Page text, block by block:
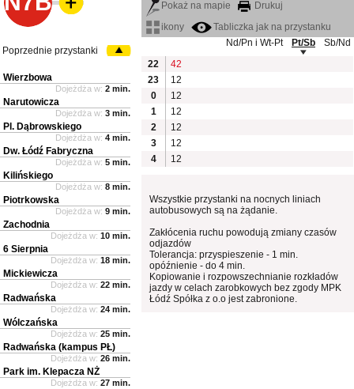
Pokaż na mapie
Drukuj
ikony
Tabliczka jak na przystanku
Nd/Pn i Wt-Pt
Pt/Sb
Sb/Nd
22
42
23
12
0
12
1
12
2
12
3
12
4
12
Wszystkie przystanki na nocnych liniach
autobusowych są na żądanie.
Zakłócenia ruchu powodują zmiany czasów
odjazdów
Tolerancja: przyspieszenie - 1 min.
opóźnienie - do 4 min.
Kopiowanie i rozpowszechnianie rozkładów
jazdy w celach zarobkowych bez zgody MPK
Łódź Spółka z o.o jest zabronione.
Poprzednie przystanki
Wierzbowa
Dojeżdża w: 2 min.
Narutowicza
Dojeżdża w: 3 min.
Pl. Dąbrowskiego
Dojeżdża w: 4 min.
Dw. Łódź Fabryczna
Dojeżdża w: 5 min.
Kilińskiego
Dojeżdża w: 8 min.
Piotrkowska
Dojeżdża w: 9 min.
Zachodnia
Dojeżdża w: 10 min.
6 Sierpnia
Dojeżdża w: 18 min.
Mickiewicza
Dojeżdża w: 22 min.
Radwańska
Dojeżdża w: 24 min.
Wólczańska
Dojeżdża w: 25 min.
Radwańska (kampus PŁ)
Dojeżdża w: 26 min.
Park im. Klepacza NŻ
Dojeżdża w: 27 min.